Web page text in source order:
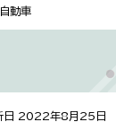
動車
2022年8月25日